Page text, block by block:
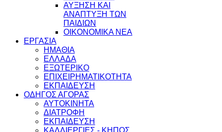
ΑΥΞΗΣΗ ΚΑΙ
ΑΝΑΠΤΥΞΗ ΤΩΝ
ΠΑΙΔΙΩΝ
ΟΙΚΟΝΟΜΙΚΑ ΝΕΑ
ΕΡΓΑΣΙΑ
ΗΜΑΘΙΑ
ΕΛΛΑΔΑ
ΕΞΩΤΕΡΙΚΟ
ΕΠΙΧΕΙΡΗΜΑΤΙΚΟΤΗΤΑ
ΕΚΠΑΙΔΕΥΣΗ
ΟΔΗΓΟΣ ΑΓΟΡΑΣ
ΑΥΤΟΚΙΝΗΤΑ
ΔΙΑΤΡΟΦΗ
ΕΚΠΑΙΔΕΥΣΗ
ΚΑΛΛΙΕΡΓΙΕΣ - ΚΗΠΟΣ